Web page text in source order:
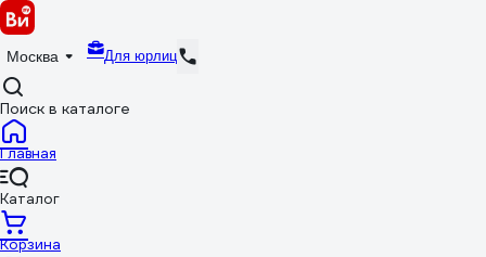
Москва Для юрлиц
Поиск в каталоге
Главная
Каталог
Корзина